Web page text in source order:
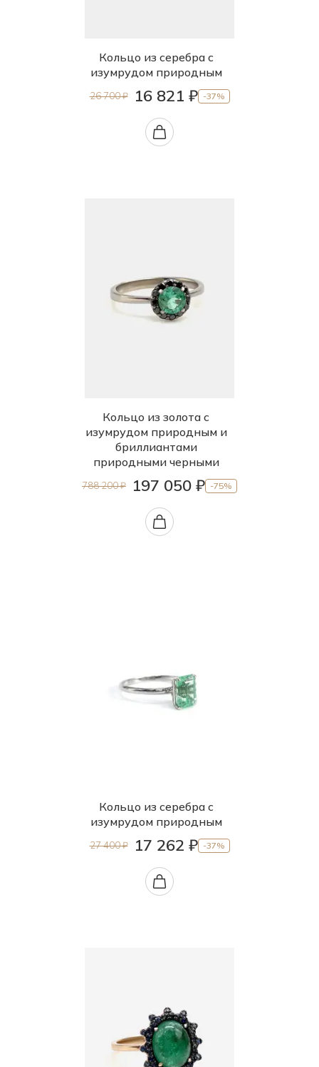
Кольцо из серебра с
изумрудом природным
26 700 ₽ 16 821 ₽ -37%
Кольцо из золота с
изумрудом природным и
бриллиантами
природными черными
788 200 ₽ 197 050 ₽ -75%
Кольцо из серебра с
изумрудом природным
27 400 ₽ 17 262 ₽ -37%